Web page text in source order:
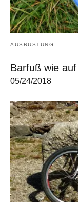
AUSRÜSTUNG
Barfuß wie
05/24/2018